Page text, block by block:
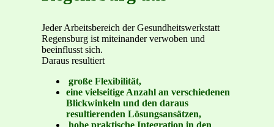
Jeder Arbeitsbereich der Gesundheitswerkstatt
Regensburg ist miteinander verwoben und
beeinflusst sich.
Daraus resultiert
große Flexibilität,
eine vielseitige Anzahl an verschiedenen
Blickwinkeln und den daraus
resultierenden Lösungsansätzen,
hohe praktische Integration in den